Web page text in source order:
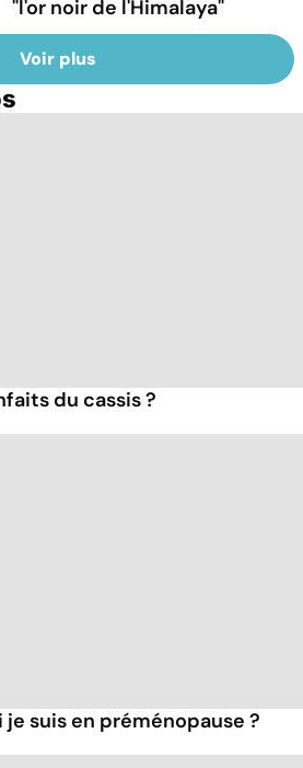
"l'or noir de l'Himalaya"
Voir plus
du cassis ?
suis en préménopause ?